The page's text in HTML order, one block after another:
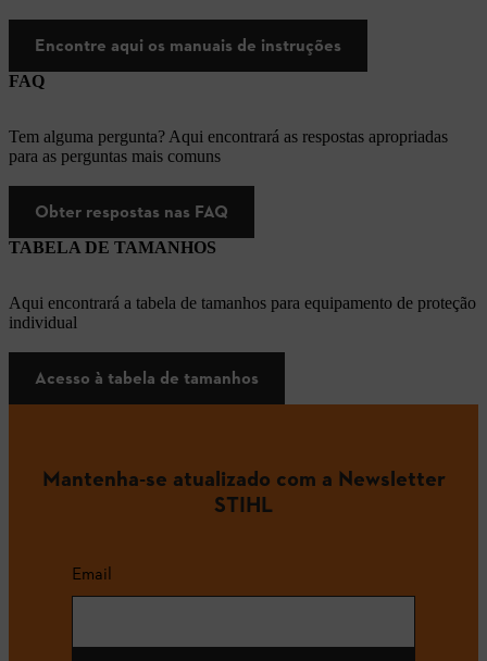
Encontre aqui os manuais de instruções
FAQ
Tem alguma pergunta? Aqui encontrará as respostas apropriadas
para as perguntas mais comuns
Obter respostas nas FAQ
TABELA DE TAMANHOS
Aqui encontrará a tabela de tamanhos para equipamento de proteção
individual
Acesso à tabela de tamanhos
Mantenha-se atualizado com a Newsletter
STIHL
Email